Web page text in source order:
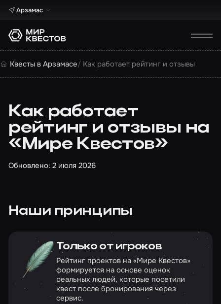
Арзамас
Квесты в Арзамасе Как работает рейтинг и отзывы
Как работает
рейтинг и отзывы на
«Мире Квестов»
Обновлено: 2 июля 2026
Наши принципы
Только от игроков
Рейтинг проектов на «Мире Квестов»
формируется на основе оценок
реальных людей, которые посетили
квест после бронирования через
сервис.